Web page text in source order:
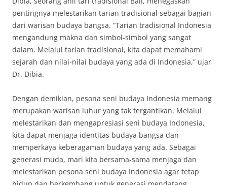
pentingnya melestarikan tarian tradisional sebagai bagian
dari warisan budaya bangsa. “Tarian tradisional Indonesia
mengandung makna dan simbol-simbol yang sangat
dalam. Melalui tarian tradisional, kita dapat memahami
sejarah dan nilai-nilai budaya yang ada di Indonesia,” ujar
Dr. Dibia.
Dengan demikian, pesona seni budaya Indonesia memang
merupakan warisan luhur yang tak tergantikan. Melalui
melestarikan dan mengapresiasi seni budaya Indonesia,
kita dapat menjaga identitas budaya bangsa dan
memperkaya keberagaman budaya yang ada. Sebagai
generasi muda, mari kita bersama-sama menjaga dan
melestarikan pesona seni budaya Indonesia agar tetap